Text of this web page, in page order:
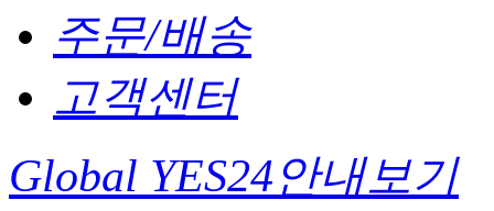
주문/배송
고객센터
Global YES24 안내보기